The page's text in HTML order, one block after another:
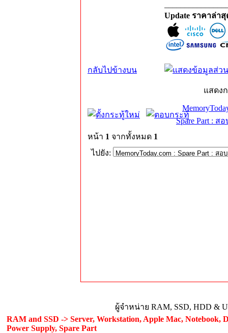
Update ราคาล่า
กลับไปข้างบน
แสดง
Spare Part : ส
หน้า 1 จากทั้งหมด 1
ไปยัง:
ผู้จำหน่าย RAM, SSD, HDD &
RAM and SSD -> Server, Workstation, Apple Mac, Notebook,
Power Supply, Spare Part